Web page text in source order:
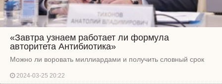
«Завтра узнаем работает ли формула
авторитета Антибиотика»
Можно ли воровать миллиардами и получить словный срок
2024-03-25 20:22